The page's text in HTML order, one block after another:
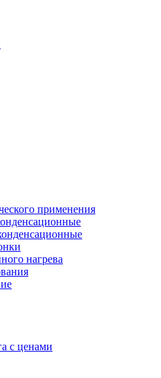
применения
нагрева
с ценами